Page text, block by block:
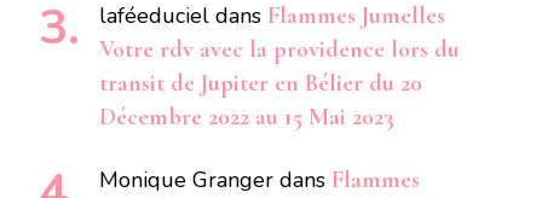
laféeduciel dans Flammes Jumelles
Votre rdv avec la providence lors du
transit de Jupiter en Bélier du 20
Décembre 2022 au 15 Mai 2023
Monique Granger dans Flammes